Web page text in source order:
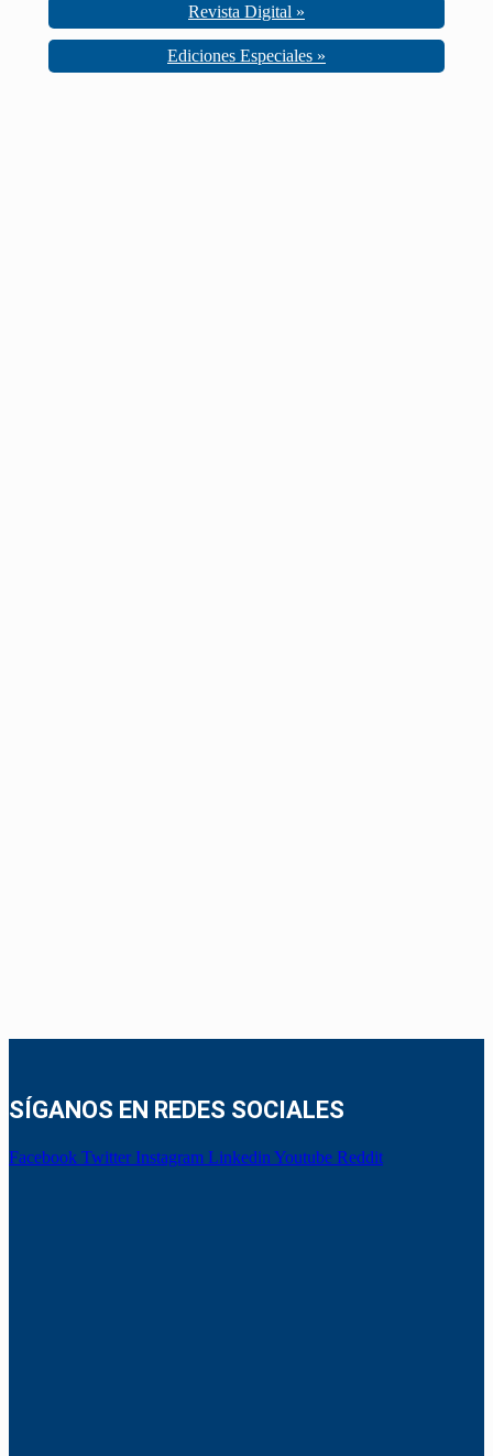
Revista Digital »
Ediciones Especiales »
SÍGANOS EN REDES SOCIALES
Facebook Twitter Instagram Linkedin Youtube Reddit